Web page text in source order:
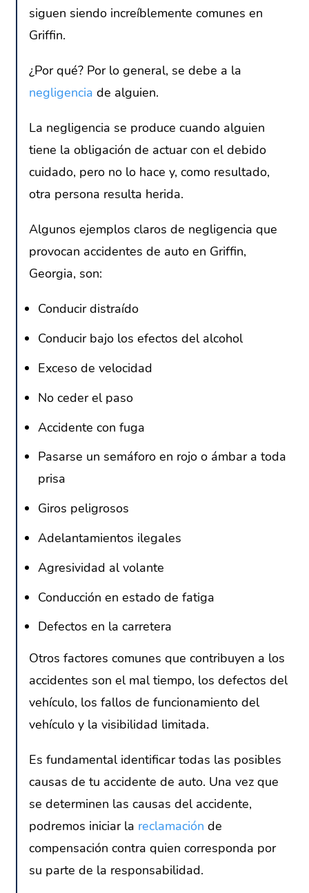
siguen siendo increíblemente comunes en
Griffin.
¿Por qué? Por lo general, se debe a la
negligencia de alguien.
La negligencia se produce cuando alguien
tiene la obligación de actuar con el debido
cuidado, pero no lo hace y, como resultado,
otra persona resulta herida.
Algunos ejemplos claros de negligencia que
provocan accidentes de auto en Griffin,
Georgia, son:
Conducir distraído
Conducir bajo los efectos del alcohol
Exceso de velocidad
No ceder el paso
Accidente con fuga
Pasarse un semáforo en rojo o ámbar a toda
prisa
Giros peligrosos
Adelantamientos ilegales
Agresividad al volante
Conducción en estado de fatiga
Defectos en la carretera
Otros factores comunes que contribuyen a los
accidentes son el mal tiempo, los defectos del
vehículo, los fallos de funcionamiento del
vehículo y la visibilidad limitada.
Es fundamental identificar todas las posibles
causas de tu accidente de auto. Una vez que
se determinen las causas del accidente,
podremos iniciar la reclamación de
compensación contra quien corresponda por
su parte de la responsabilidad.